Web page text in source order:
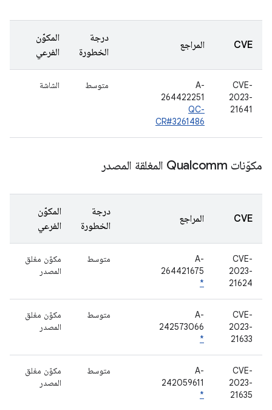
CVE المراجع
درجة
الخطورة
المكوّن
الفرعي
CVE-
2023-
21641
A-
264422251
QC-
CR#3261486
متوسط الشاشة
مكوّنات Qualcomm المغلقة المصدر
CVE المراجع
درجة
الخطورة
المكوّن
الفرعي
CVE-
2023-
21624
A-
264421675
*
متوسط
مكوّن مغلق
المصدر
CVE-
2023-
21633
A-
242573066
*
متوسط
مكوّن مغلق
المصدر
CVE-
2023-
21635
A-
242059611
*
متوسط
مكوّن مغلق
المصدر